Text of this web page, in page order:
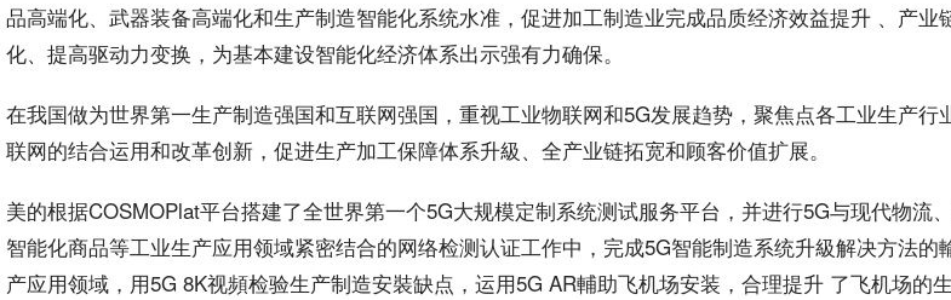
品高端化、武器装备高端化和生产制造智能化系统水准，促进加工制造业完成品质经济效益提升 、产业
化、提高驱动力变换，为基本建设智能化经济体系出示强有力确保。
在我国做为世界第一生产制造强国和互联网强国，重视工业物联网和5G发展趋势，聚焦点各工业生产行
联网的结合运用和改革创新，促进生产加工保障体系升級、全产业链拓宽和顾客价值扩展。
美的根据COSMOPlat平台搭建了全世界第一个5G大规模定制系统测试服务平台，并进行5G与现代物流、
智能化商品等工业生产应用领域紧密结合的网络检测认证工作中，完成5G智能制造系统升級解决方法的
产应用领域，用5G 8K视頻检验生产制造安裝缺点，运用5G AR輔助飞机场安装，合理提升 了飞机场的